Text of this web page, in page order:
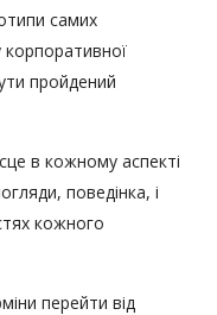
самих
корпоративної
пройдений
в кожному аспекті
поведінка, і
кожного
перейти від